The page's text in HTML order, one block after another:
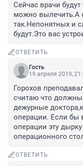
Сейчас врачи будут
можно вылечить.А
так.Непонятных и
будут.Это вас
ОТВЕТИТЬ
Гость
19 апреля 2019,
Горохов
считаю что
дежурные
операции. Если бы
операции эту
операционного
ОТВЕТИТЬ